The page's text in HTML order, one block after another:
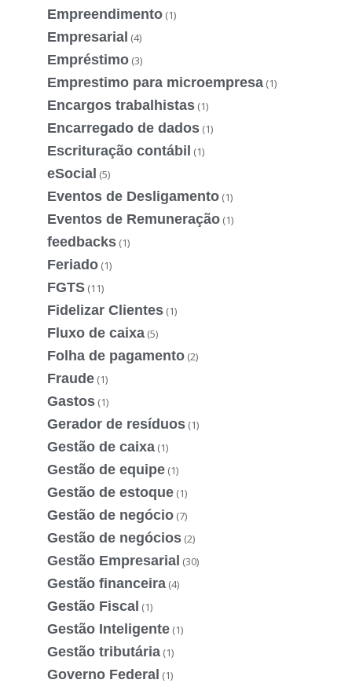
Empreendimento (1)
Empresarial (4)
Empréstimo (3)
Emprestimo para microempresa (1)
Encargos trabalhistas (1)
Encarregado de dados (1)
Escrituração contábil (1)
eSocial (5)
Eventos de Desligamento (1)
Eventos de Remuneração (1)
feedbacks (1)
Feriado (1)
FGTS (11)
Fidelizar Clientes (1)
Fluxo de caixa (5)
Folha de pagamento (2)
Fraude (1)
Gastos (1)
Gerador de resíduos (1)
Gestão de caixa (1)
Gestão de equipe (1)
Gestão de estoque (1)
Gestão de negócio (7)
Gestão de negócios (2)
Gestão Empresarial (30)
Gestão financeira (4)
Gestão Fiscal (1)
Gestão Inteligente (1)
Gestão tributária (1)
Governo Federal (1)